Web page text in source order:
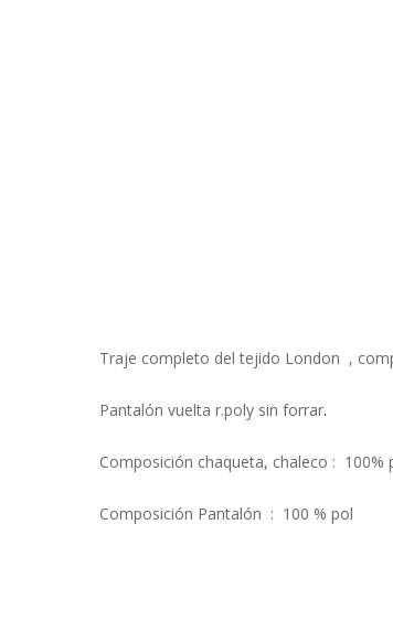
Traje completo del tejido London ,
Pantalón vuelta r.poly sin forrar.
Composición chaqueta, chaleco : 100%
Composición Pantalón : 100 % pol